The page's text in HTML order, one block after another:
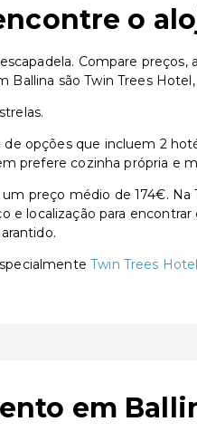
o
Compare
são Twin Trees
opções que incluem 2
prefere cozinha própria e
preço médio de 174€.
localização para
Twin Trees Hotel
em